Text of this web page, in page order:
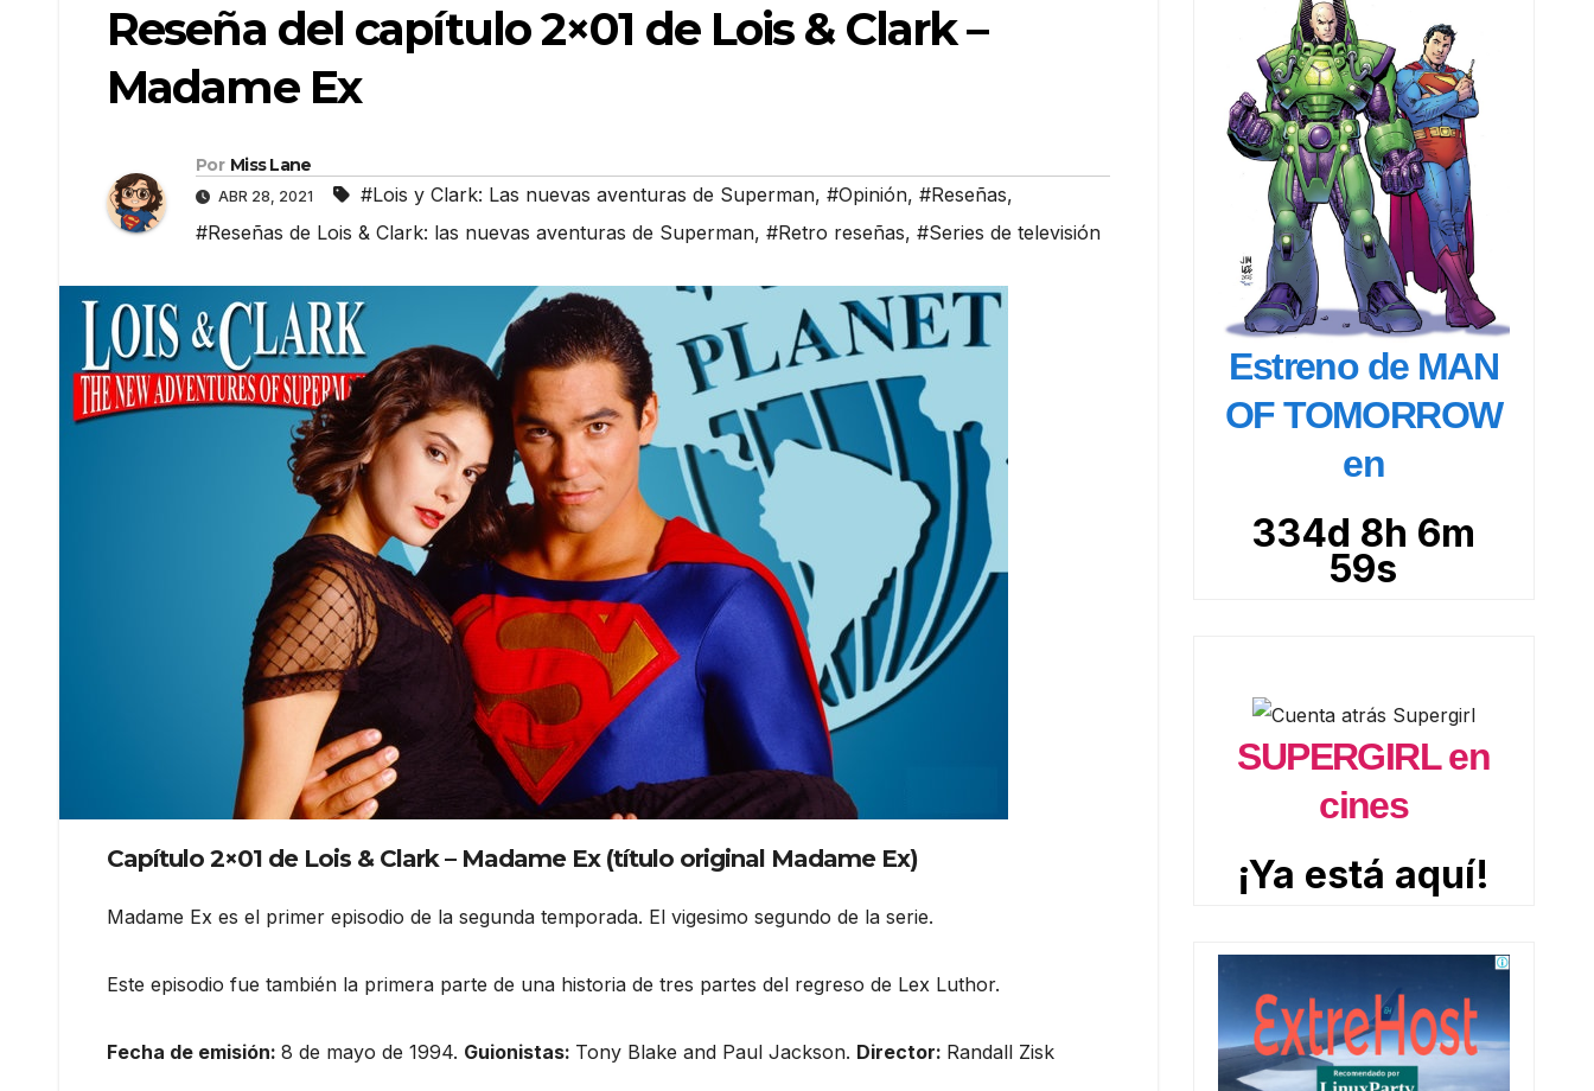
Reseña del capítulo 2×01 de Lois & Clark –
Madame Ex
Por Miss Lane
ABR 28, 2021 #Lois y Clark: Las nuevas aventuras de Superman, #Opinión, #Reseñas,
#Reseñas de Lois & Clark: las nuevas aventuras de Superman, #Retro reseñas, #Series de televisión
Capítulo 2×01 de Lois & Clark – Madame Ex (título original Madame Ex)
Madame Ex es el primer episodio de la segunda temporada. El vigesimo segundo de la serie.
Este episodio fue también la primera parte de una historia de tres partes del regreso de Lex Luthor.
Fecha de emisión: 8 de mayo de 1994. Guionistas: Tony Blake and Paul Jackson. Director: Randall Zisk
Estreno de MAN
OF TOMORROW
en
334d 8h 6m
57s
SUPERGIRL en
cines
¡Ya está aquí!